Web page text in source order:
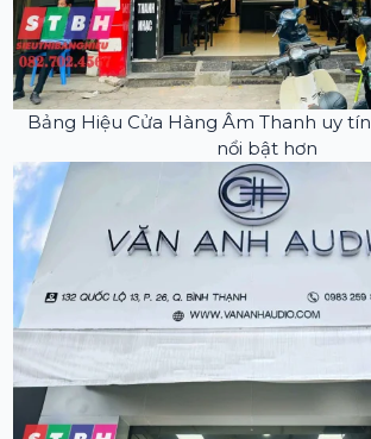
Bảng Hiệu Cửa Hàng Âm Thanh uy
nổi bật hơn